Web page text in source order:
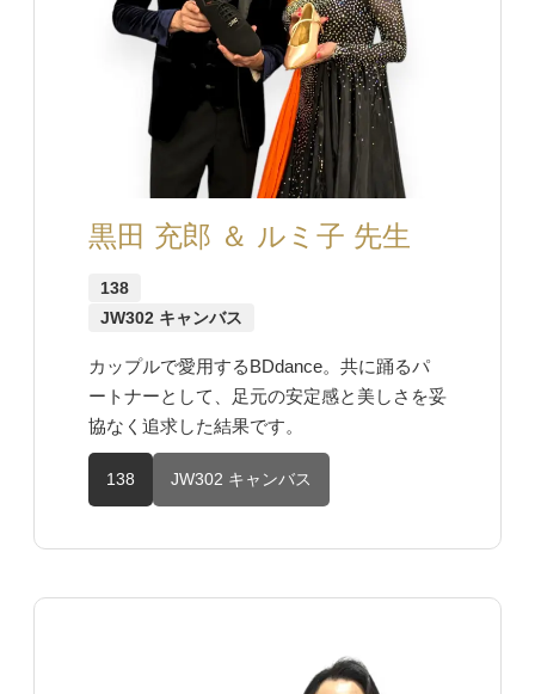
黒田 充郎 ＆ ルミ子 先生
138
JW302 キャンバス
カップルで愛用するBDdance。共に踊るパ
ートナーとして、足元の安定感と美しさを妥
協なく追求した結果です。
138 JW302 キャンバス